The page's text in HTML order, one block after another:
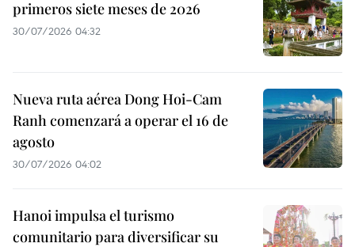
primeros siete meses de 2026
30/07/2026 04:32
Nueva ruta aérea Dong Hoi-Cam
Ranh comenzará a operar el 16 de
agosto
30/07/2026 04:02
Hanoi impulsa el turismo
comunitario para diversificar su